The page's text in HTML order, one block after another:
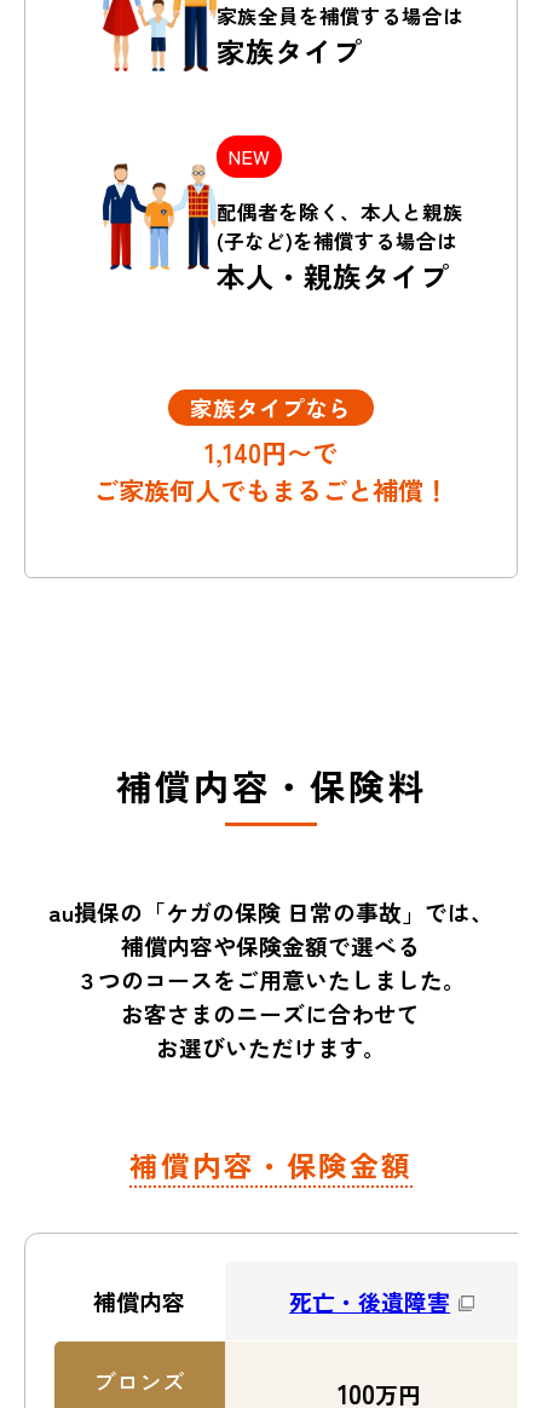
家族全員を補償する場合は
家族タイプ
NEW
配偶者を除く、本人と親族
(子など)を補償する場合は
本人・親族タイプ
家族タイプなら
1,140円〜で
ご家族何人でもまるごと補償！
補償内容・保険料
au損保の「ケガの保険 日常の事故」では、
補償内容や保険金額で選べる
３つのコースをご用意いたしました。
お客さまのニーズに合わせて
お選びいただけます。
補償内容・保険金額
補償内容
ブロンズ
死亡・後遺障害
100万円